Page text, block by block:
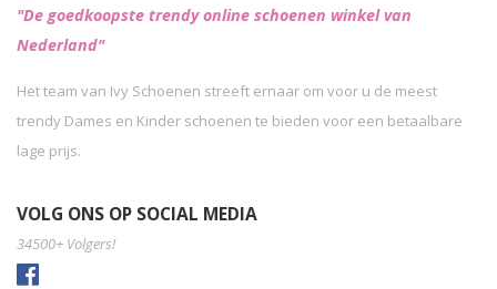
"De goedkoopste trendy online schoenen winkel van
Nederland"
Het team van Ivy Schoenen streeft ernaar om voor u de meest
trendy Dames en Kinder schoenen te bieden voor een betaalbare
lage prijs.
VOLG ONS OP SOCIAL MEDIA
34500+ Volgers!